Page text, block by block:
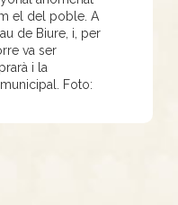
el del poble. A
de Biure, i, per
va ser
i la
Foto: